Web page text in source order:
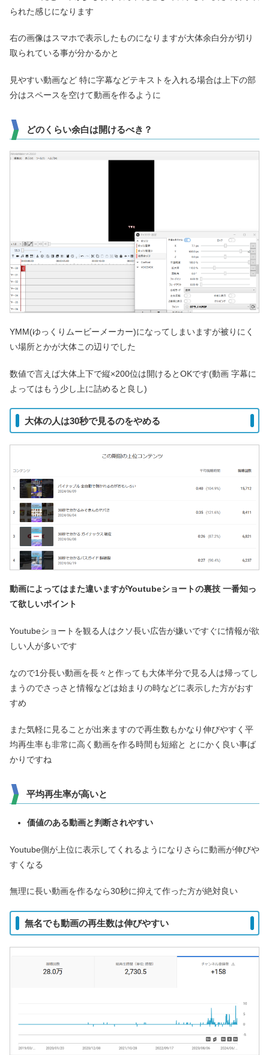
られた感じになります
右の画像はスマホで表示したものになりますが大体余白分が切り
取られている事が分かるかと
見やすい動画など 特に字幕などテキストを入れる場合は上下の部
分はスペースを空けて動画を作るように
どのくらい余白は開けるべき？
YMM(ゆっくりムービーメーカー)になってしまいますが被りにく
い場所とかが大体この辺りでした
数値で言えば大体上下で縦×200位は開けるとOKです(動画 字幕に
よってはもう少し上に詰めると良し)
大体の人は30秒で見るのをやめる
動画によってはまた違いますがYoutubeショートの裏技 一番知っ
て欲しいポイント
Youtubeショートを観る人はクソ長い広告が嫌いですぐに情報が欲
しい人が多いです
なので1分長い動画を長々と作っても大体半分で見る人は帰ってし
まうのでさっさと情報などは始まりの時などに表示した方がおす
すめ
また気軽に見ることが出来ますので再生数もかなり伸びやすく平
均再生率も非常に高く動画を作る時間も短縮と とにかく良い事ば
かりですね
平均再生率が高いと
価値のある動画と判断されやすい
Youtube側が上位に表示してくれるようになりさらに動画が伸びや
すくなる
無理に長い動画を作るなら30秒に抑えて作った方が絶対良い
無名でも動画の再生数は伸びやすい